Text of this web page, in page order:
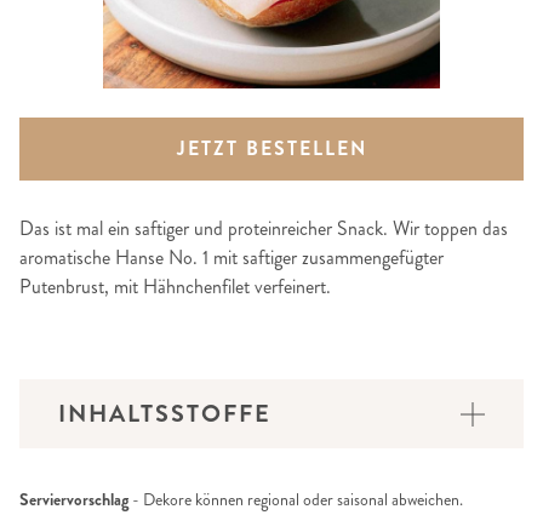
JETZT BESTELLEN
Das ist mal ein saftiger und proteinreicher Snack. Wir toppen das
aromatische Hanse No. 1 mit saftiger zusammengefügter
Putenbrust, mit Hähnchenfilet verfeinert.
INHALTSSTOFFE
Serviervorschlag - Dekore können regional oder saisonal abweichen.